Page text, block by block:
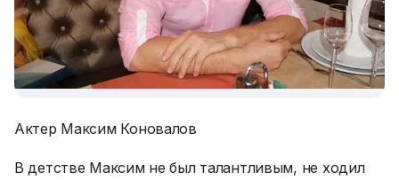
Актер Максим Коновалов
В детстве Максим не был талантливым, не ходил